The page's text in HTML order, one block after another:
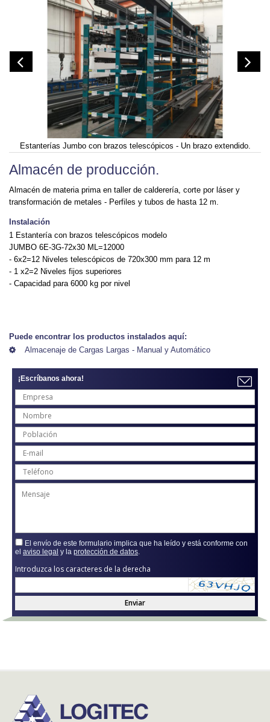
Estanterías Jumbo con brazos telescópicos - Un brazo extendido.
Almacén de producción.
Almacén de materia prima en taller de calderería, corte por láser y
transformación de metales - Perfiles y tubos de hasta 12 m.
Instalación
1 Estantería con brazos telescópicos modelo
JUMBO 6E-3G-72x30 ML=12000
- 6x2=12 Niveles telescópicos de 720x300 mm para 12 m
- 1 x2=2 Niveles fijos superiores
- Capacidad para 6000 kg por nivel
Puede encontrar los productos instalados aquí:
Almacenaje de Cargas Largas - Manual y Automático
¡Escríbanos ahora!
El envío de este formulario implica que ha leído y está conforme con
el aviso legal y la protección de datos
Introduzca los caracteres de la derecha
Enviar